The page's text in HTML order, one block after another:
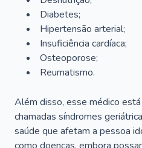
Diabetes;
Hipertensão arterial;
Insuficiência cardíaca;
Osteoporose;
Reumatismo.
Além disso, esse médico
chamadas síndromes
saúde que afetam a pessoa